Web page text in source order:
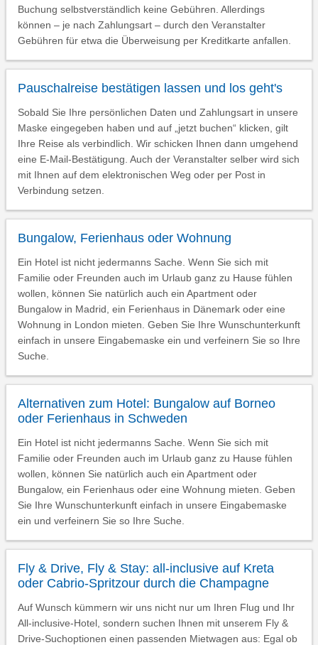
Buchung selbstverständlich keine Gebühren. Allerdings
können – je nach Zahlungsart – durch den Veranstalter
Gebühren für etwa die Überweisung per Kreditkarte anfallen.
Pauschalreise bestätigen lassen und los geht's
Sobald Sie Ihre persönlichen Daten und Zahlungsart in unsere
Maske eingegeben haben und auf „jetzt buchen“ klicken, gilt
Ihre Reise als verbindlich. Wir schicken Ihnen dann umgehend
eine E-Mail-Bestätigung. Auch der Veranstalter selber wird sich
mit Ihnen auf dem elektronischen Weg oder per Post in
Verbindung setzen.
Bungalow, Ferienhaus oder Wohnung
Ein Hotel ist nicht jedermanns Sache. Wenn Sie sich mit
Familie oder Freunden auch im Urlaub ganz zu Hause fühlen
wollen, können Sie natürlich auch ein Apartment oder
Bungalow in Madrid, ein Ferienhaus in Dänemark oder eine
Wohnung in London mieten. Geben Sie Ihre Wunschunterkunft
einfach in unsere Eingabemaske ein und verfeinern Sie so Ihre
Suche.
Alternativen zum Hotel: Bungalow auf Borneo
oder Ferienhaus in Schweden
Ein Hotel ist nicht jedermanns Sache. Wenn Sie sich mit
Familie oder Freunden auch im Urlaub ganz zu Hause fühlen
wollen, können Sie natürlich auch ein Apartment oder
Bungalow, ein Ferienhaus oder eine Wohnung mieten. Geben
Sie Ihre Wunschunterkunft einfach in unsere Eingabemaske
ein und verfeinern Sie so Ihre Suche.
Fly & Drive, Fly & Stay: all-inclusive auf Kreta
oder Cabrio-Spritzour durch die Champagne
Auf Wunsch kümmern wir uns nicht nur um Ihren Flug und Ihr
All-inclusive-Hotel, sondern suchen Ihnen mit unserem Fly &
Drive-Suchoptionen einen passenden Mietwagen aus: Egal ob